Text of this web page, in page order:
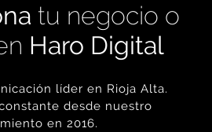
tu negocio o
Haro Digital
líder en Rioja Alta.
desde nuestro
en 2016.